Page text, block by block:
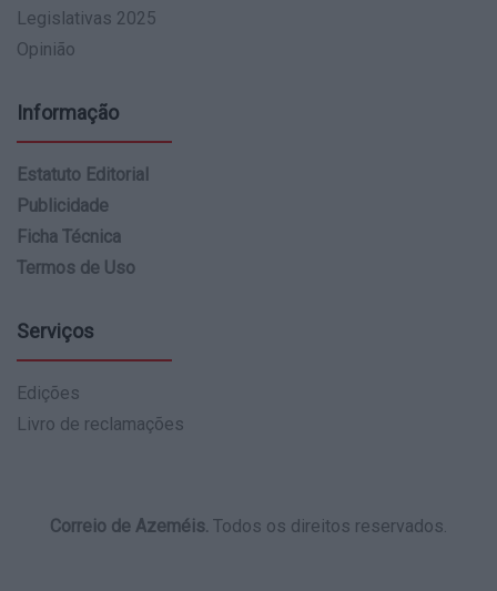
Legislativas 2025
Opinião
Informação
Estatuto Editorial
Publicidade
Ficha Técnica
Termos de Uso
Serviços
Edições
Livro de reclamações
Correio de Azeméis. Todos os direitos reservados.